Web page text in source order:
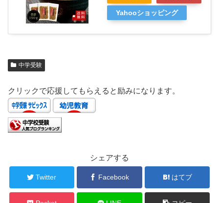
Yahooショッピング
中学受験
クリックで応援してもらえると励みになります。
シェアする
Twitter Facebook はてブ